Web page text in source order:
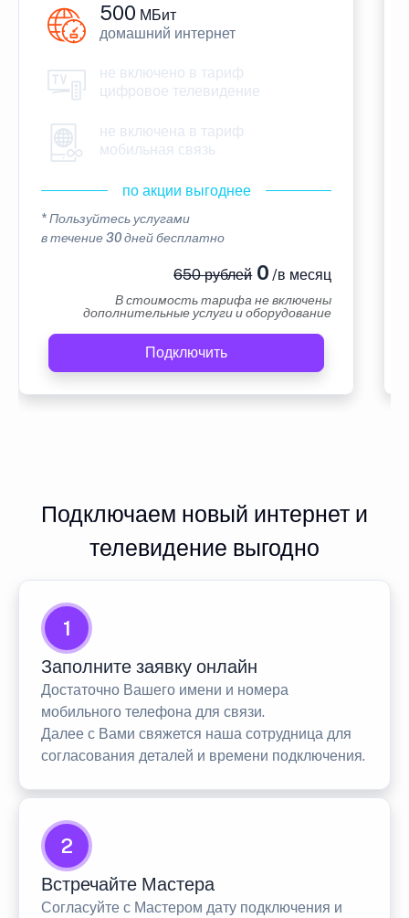
500 МБит
домашний интернет
не включено в тариф
цифровое телевидение
не включена в тариф
мобильная связь
по акции выгоднее
* Пользуйтесь услугами
в течение 30 дней бесплатно
650 рублей0 /в месяц
В стоимость тарифа не включены
дополнительные услуги и оборудование
Подключить
Подключаем новый интернет и
телевидение выгодно
1
Заполните заявку онлайн
Достаточно Вашего имени и номера
мобильного телефона для связи.
Далее с Вами свяжется наша сотрудница для
согласования деталей и времени подключения.
2
Встречайте Мастера
Согласуйте с Мастером дату подключения и